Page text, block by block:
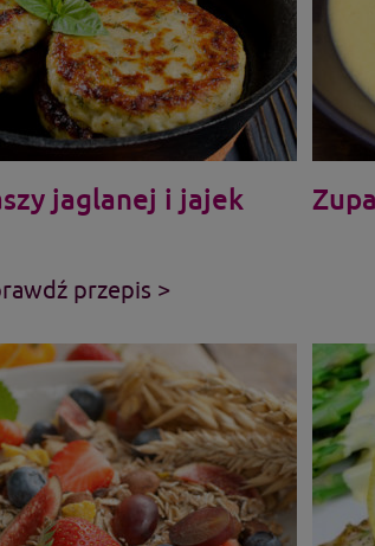
jaglanej i jajek
przepis >